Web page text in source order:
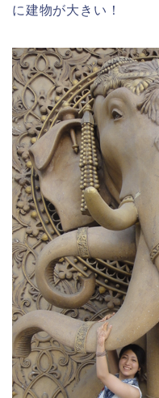
に建物が大きい！